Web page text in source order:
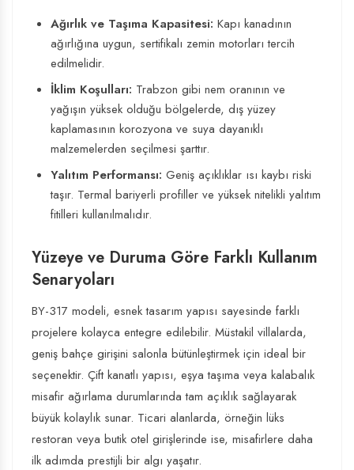
Ağırlık ve Taşıma Kapasitesi: Kapı kanadının
ağırlığına uygun, sertifikalı zemin motorları tercih
edilmelidir.
İklim Koşulları: Trabzon gibi nem oranının ve
yağışın yüksek olduğu bölgelerde, dış yüzey
kaplamasının korozyona ve suya dayanıklı
malzemelerden seçilmesi şarttır.
Yalıtım Performansı: Geniş açıklıklar ısı kaybı riski
taşır. Termal bariyerli profiller ve yüksek nitelikli yalıtım
fitilleri kullanılmalıdır.
Yüzeye ve Duruma Göre Farklı Kullanım
Senaryoları
BY-317 modeli, esnek tasarım yapısı sayesinde farklı
projelere kolayca entegre edilebilir. Müstakil villalarda,
geniş bahçe girişini salonla bütünleştirmek için ideal bir
seçenektir. Çift kanatlı yapısı, eşya taşıma veya kalabalık
misafir ağırlama durumlarında tam açıklık sağlayarak
büyük kolaylık sunar. Ticari alanlarda, örneğin lüks
restoran veya butik otel girişlerinde ise, misafirlere daha
ilk adımda prestijli bir algı yaşatır.